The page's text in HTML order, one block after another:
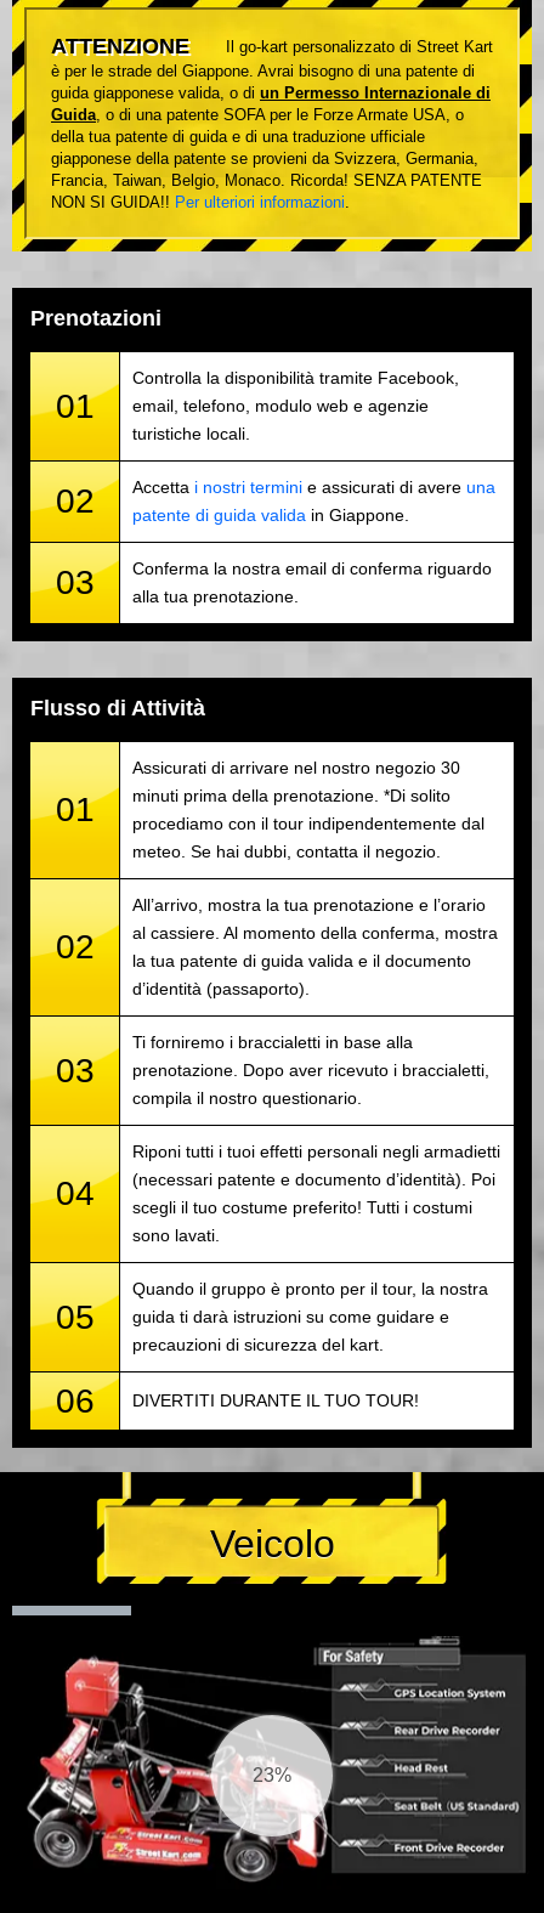
ATTENZIONE
Il go-kart personalizzato di Street Kart
è per le strade del Giappone. Avrai bisogno di una patente di
guida giapponese valida, o di un Permesso Internazionale di
Guida, o di una patente SOFA per le Forze Armate USA, o
della tua patente di guida e di una traduzione ufficiale
giapponese della patente se provieni da Svizzera, Germania,
Francia, Taiwan, Belgio, Monaco. Ricorda! SENZA PATENTE
NON SI GUIDA!! Per ulteriori informazioni.
Prenotazioni
01
Controlla la disponibilità tramite Facebook,
email, telefono, modulo web e agenzie
turistiche locali.
02 Accetta i nostri termini e assicurati di avere una
patente di guida valida in Giappone.
03
Conferma la nostra email di conferma riguardo
alla tua prenotazione.
Flusso di Attività
01
Assicurati di arrivare nel nostro negozio 30
minuti prima della prenotazione. *Di solito
procediamo con il tour indipendentemente dal
meteo. Se hai dubbi, contatta il negozio.
02
All’arrivo, mostra la tua prenotazione e l’orario
al cassiere. Al momento della conferma, mostra
la tua patente di guida valida e il documento
d’identità (passaporto).
03
Ti forniremo i braccialetti in base alla
prenotazione. Dopo aver ricevuto i braccialetti,
compila il nostro questionario.
04
Riponi tutti i tuoi effetti personali negli armadietti
(necessari patente e documento d’identità). Poi
scegli il tuo costume preferito! Tutti i costumi
sono lavati.
05
Quando il gruppo è pronto per il tour, la nostra
guida ti darà istruzioni su come guidare e
precauzioni di sicurezza del kart.
06 DIVERTITI DURANTE IL TUO TOUR!
Veicolo
25%